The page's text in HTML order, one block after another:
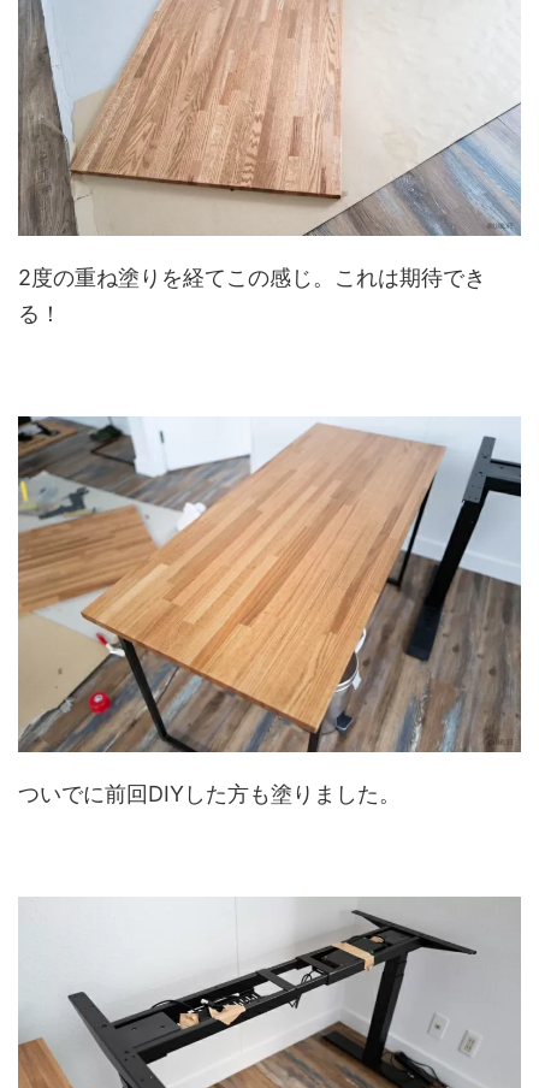
2度の重ね塗りを経てこの感じ。これは期待でき
る！
ついでに前回DIYした方も塗りました。